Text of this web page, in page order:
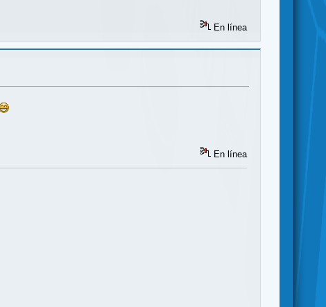
En línea
En línea